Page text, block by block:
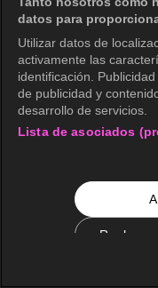
datos para
Utilizar datos de
activamente las
identificación.
de publicidad y
desarrollo de servicios.
Lista de asociados